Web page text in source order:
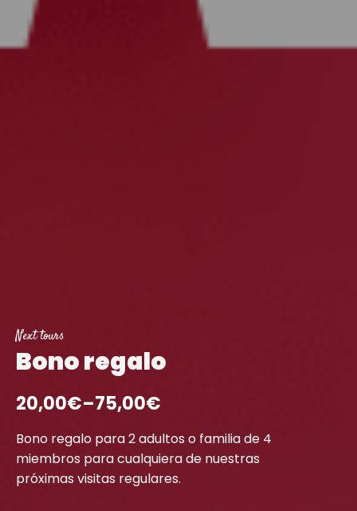
Next tours
Bono regalo
20,00€–75,00€
Bono regalo para 2 adultos o familia de 4
miembros para cualquiera de nuestras
próximas visitas regulares.